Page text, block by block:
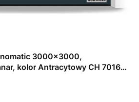
3000x3000,
kolor Antracytowy CH 7016
N